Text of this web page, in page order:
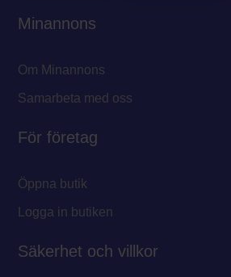
Minannons
Om Minannons
Samarbeta med oss
För företag
Öppna butik
Logga in butiken
Säkerhet och villkor